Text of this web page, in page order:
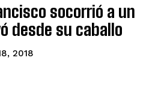
socorrió a un
desde su caballo
2018